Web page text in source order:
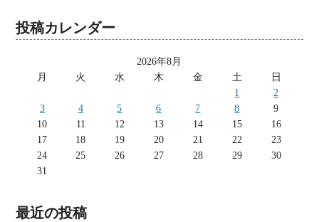
投稿カレンダー
2026年8月
月
火 水 木 金 土
日
1
2
3
4 5 6 7 8
9
10
11 12 13 14 15
16
17
18 19 20 21 22
23
24
25 26 27 28 29
30
31
最近の投稿